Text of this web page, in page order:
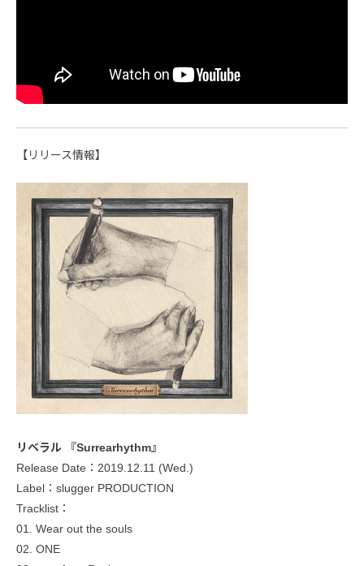
【リリース情報】
リベラル 『Surrearhythm』
Release Date：2019.12.11 (Wed.)
Label：slugger PRODUCTION
Tracklist：
01. Wear out the souls
02. ONE